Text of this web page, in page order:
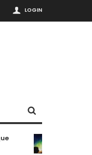
LOGIN